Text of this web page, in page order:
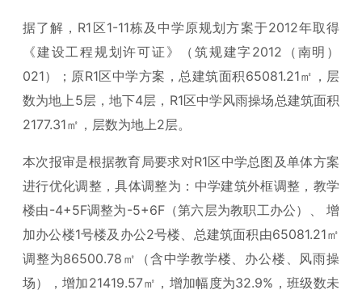
据了解，R1区1-11栋及中学原规划方案于2012年取得
《建设工程规划许可证》（筑规建字2012（南明）
021）；原R1区中学方案，总建筑面积65081.21㎡，层
数为地上5层，地下4层，R1区中学风雨操场总建筑面积
2177.31㎡，层数为地上2层。
本次报审是根据教育局要求对R1区中学总图及单体方案
进行优化调整，具体调整为：中学建筑外框调整，教学
楼由-4+5F调整为-5+6F（第六层为教职工办公）、 增
加办公楼1号楼及办公2号楼、总建筑面积由65081.21㎡
调整为86500.78㎡（含中学教学楼、办公楼、风雨操
场），增加21419.57㎡，增加幅度为32.9%，班级数未